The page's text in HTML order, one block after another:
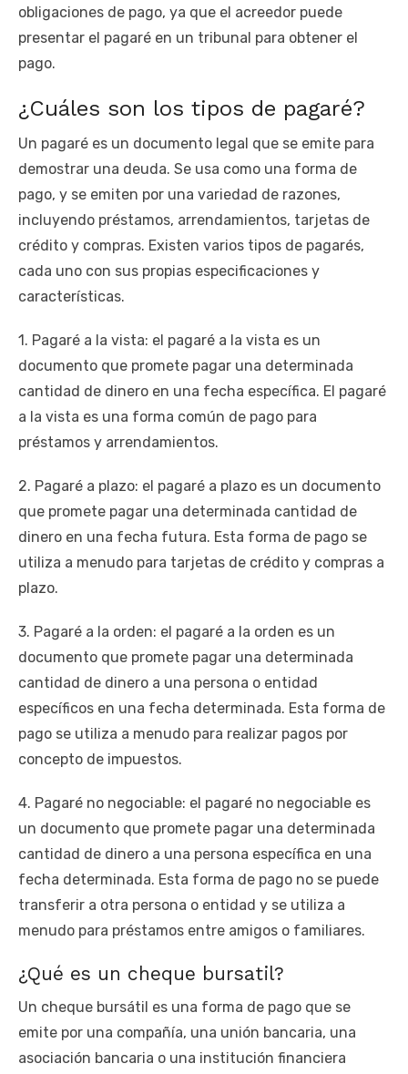
obligaciones de pago, ya que el acreedor puede
presentar el pagaré en un tribunal para obtener el
pago.
¿Cuáles son los tipos de pagaré?
Un pagaré es un documento legal que se emite para
demostrar una deuda. Se usa como una forma de
pago, y se emiten por una variedad de razones,
incluyendo préstamos, arrendamientos, tarjetas de
crédito y compras. Existen varios tipos de pagarés,
cada uno con sus propias especificaciones y
características.
1. Pagaré a la vista: el pagaré a la vista es un
documento que promete pagar una determinada
cantidad de dinero en una fecha específica. El pagaré
a la vista es una forma común de pago para
préstamos y arrendamientos.
2. Pagaré a plazo: el pagaré a plazo es un documento
que promete pagar una determinada cantidad de
dinero en una fecha futura. Esta forma de pago se
utiliza a menudo para tarjetas de crédito y compras a
plazo.
3. Pagaré a la orden: el pagaré a la orden es un
documento que promete pagar una determinada
cantidad de dinero a una persona o entidad
específicos en una fecha determinada. Esta forma de
pago se utiliza a menudo para realizar pagos por
concepto de impuestos.
4. Pagaré no negociable: el pagaré no negociable es
un documento que promete pagar una determinada
cantidad de dinero a una persona específica en una
fecha determinada. Esta forma de pago no se puede
transferir a otra persona o entidad y se utiliza a
menudo para préstamos entre amigos o familiares.
¿Qué es un cheque bursatil?
Un cheque bursátil es una forma de pago que se
emite por una compañía, una unión bancaria, una
asociación bancaria o una institución financiera